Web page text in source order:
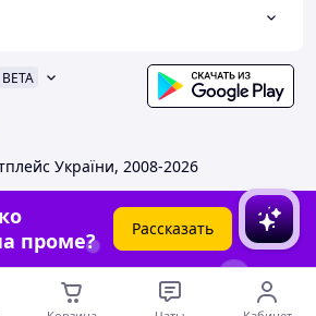
BETA
України, 2008-2026
проме?
Рассказать